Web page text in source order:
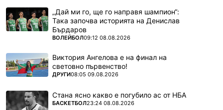
„Дай ми го, ще го направя шампион“:
Така започва историята на Денислав
Бърдаров
ПОВЕЧЕ ОТ
ВОЛЕЙБОЛ09:12 08.08.2026
Виктория Ангелова е на финал на
световно първенство!
ПОВЕЧЕ ОТ
ДРУГИ08:05 09.08.2026
Стана ясно какво е погубило ас от НБА
ПОВЕЧЕ ОТ
БАСКЕТБОЛ23:24 08.08.2026